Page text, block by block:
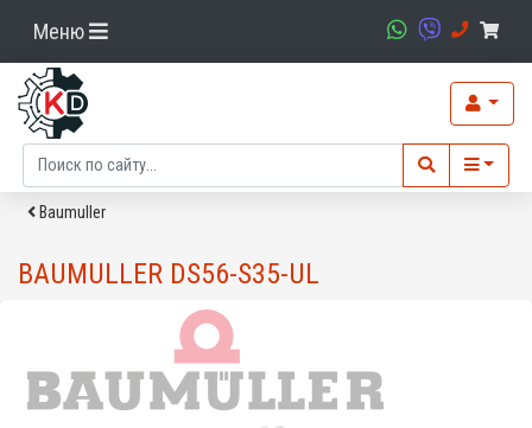
Меню
Baumuller
BAUMULLER DS56-S35-UL